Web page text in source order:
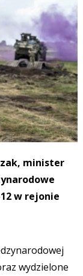
minister
w rejonie
wydzielone